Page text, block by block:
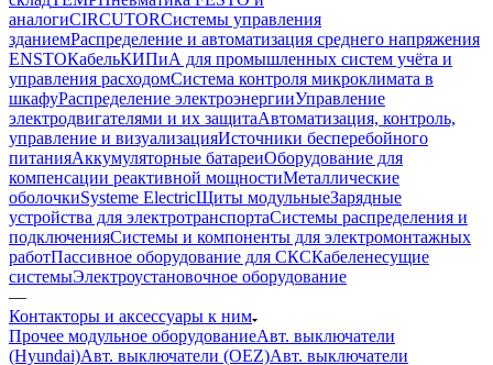
аналогиCIRCUTORСистемы управления
зданиемРаспределение и автоматизация среднего напряжения
ENSTOКабельКИПиА для промышленных систем учёта и
управления расходомСистема контроля микроклимата в
шкафуРаспределение электроэнергииУправление
электродвигателями и их защитаАвтоматизация, контроль,
управление и визуализацияИсточники бесперебойного
питанияАккумуляторные батареиОборудование для
компенсации реактивной мощностиМеталлические
оболочкиSysteme ElectricЩиты модульныеЗарядные
устройства для электротранспортаСистемы распределения и
подключенияСистемы и компоненты для электромонтажных
работПассивное оборудование для СКСКабеленесущие
системыЭлектроустановочное оборудование
—
Контакторы и аксессуары к ним
Прочее модульное оборудованиеАвт. выключатели
(Hyundai)Авт. выключатели (OEZ)Авт. выключатели